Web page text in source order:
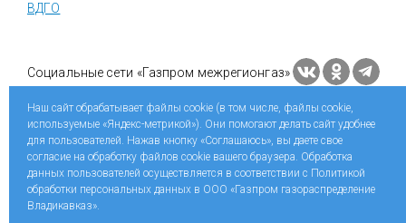
ВДГО
Социальные сети «Газпром межрегионгаз»
Разработка сайтаWeb Robot
Наш сайт обрабатывает файлы cookie (в том числе, файлы cookie,
используемые «Яндекс-метрикой»). Они помогают делать сайт удобнее
для пользователей. Нажав кнопку «Соглашаюсь», вы даете свое
согласие на обработку файлов cookie вашего браузера. Обработка
данных пользователей осуществляется в соответствии с Политикой
обработки персональных данных в ООО «Газпром газораспределение
Владикавказ».